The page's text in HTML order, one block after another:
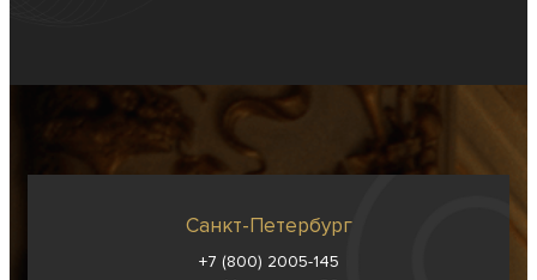
Санкт-Петербург
+7 (800) 2005-145